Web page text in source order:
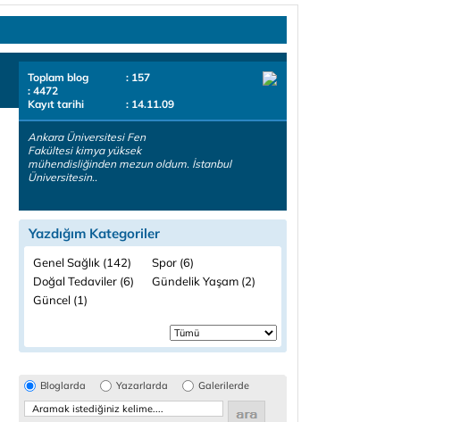
Toplam blog
: 157
: 4472
Kayıt tarihi
: 14.11.09
Ankara Üniversitesi Fen
Fakültesi kimya yüksek
mühendisliğinden mezun oldum. İstanbul
Üniversitesin..
Yazdığım Kategoriler
Genel Sağlık (142)
Spor (6)
Doğal Tedaviler (6)
Gündelik Yaşam (2)
Güncel (1)
Bloglarda Yazarlarda Galerilerde